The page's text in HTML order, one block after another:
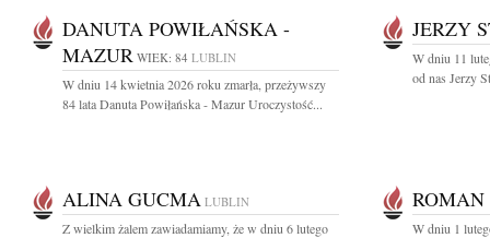
DANUTA POWIŁAŃSKA -
MAZUR WIEK: 84 LUBLIN
W dniu 14 kwietnia 2026 roku zmarła, przeżywszy
84 lata Danuta Powiłańska - Mazur Uroczystość...
JERZY
W dniu 11
od nas Jerzy
ALINA GUCMA LUBLIN
Z wielkim żalem zawiadamiamy, że w dniu 6 lutego
W dniu 1